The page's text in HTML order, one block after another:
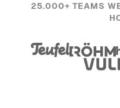
25.000+ TEAMS